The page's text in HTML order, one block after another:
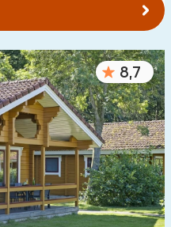
8,7